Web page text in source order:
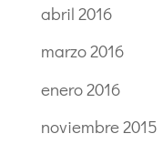
abril 2016
marzo 2016
enero 2016
noviembre 2015